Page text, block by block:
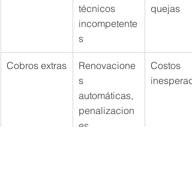
técnicos
incompetente
s
quejas
Cobros extras
Renovacione
s
automáticas,
penalizacion
es
Costos